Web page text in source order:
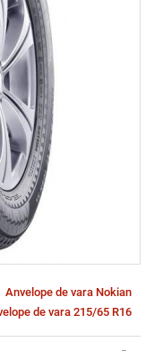
Anvelope de vara Nokian
de vara 215/65 R16